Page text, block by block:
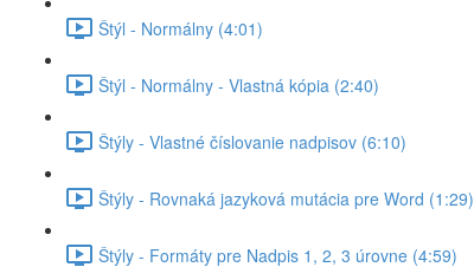
Štýl - Normálny (4:01)
Štýl - Normálny - Vlastná kópia (2:40)
Štýly - Vlastné číslovanie nadpisov (6:10)
Štýly - Rovnaká jazyková mutácia pre Word (1:29)
Štýly - Formáty pre Nadpis 1, 2, 3 úrovne (4:59)